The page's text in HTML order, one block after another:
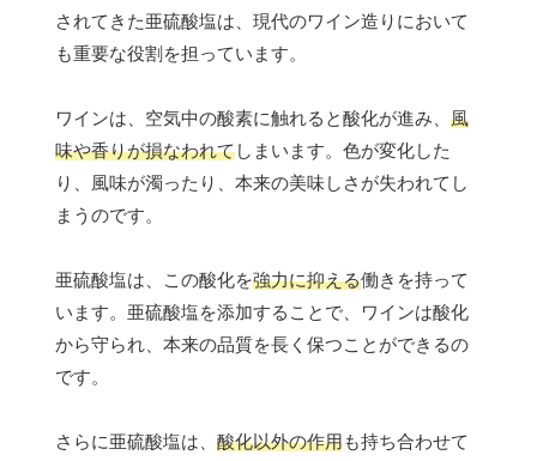
されてきた亜硫酸塩は、現代のワイン造りにおいて
も重要な役割を担っています。
ワインは、空気中の酸素に触れると酸化が進み、 風
味や香りが損なわれてしまいます。色が変化した
り、風味が濁ったり、本来の美味しさが失われてし
まうのです。
亜硫酸塩は、この酸化を強力に抑える働きを持って
います。亜硫酸塩を添加することで、ワインは酸化
から守られ、本来の品質を長く保つことができるの
です。
さらに亜硫酸塩は、 酸化以外の作用も持ち合わせて